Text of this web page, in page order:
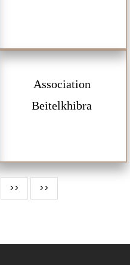
Association
Beitelkhibra
Page
suivante
>>
Dernière
page
>>